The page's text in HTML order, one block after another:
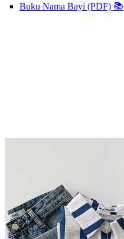
Buku Nama Bayi (PDF) 📚